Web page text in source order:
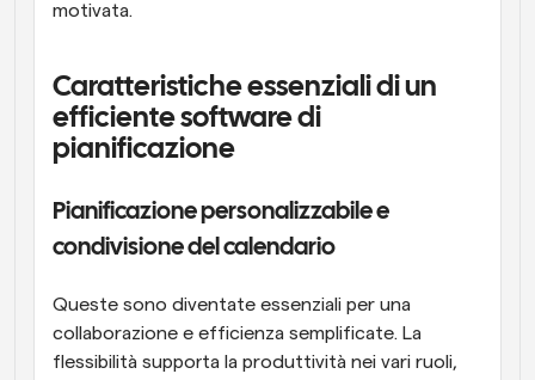
motivata.
Caratteristiche essenziali di un
efficiente software di
pianificazione
Pianificazione personalizzabile e
condivisione del calendario
Queste sono diventate essenziali per una
collaborazione e efficienza semplificate. La
flessibilità supporta la produttività nei vari ruoli,